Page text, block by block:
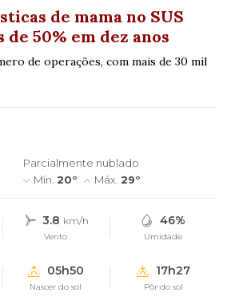
de mama no SUS
de 50% em dez anos
de operações, com mais de 30 mil
Parcialmente nublado
Mín.20° Máx.29°
3.8 km/h
Vento
46%
Umidade
05h50
Nascer do sol
17h27
Pôr do sol